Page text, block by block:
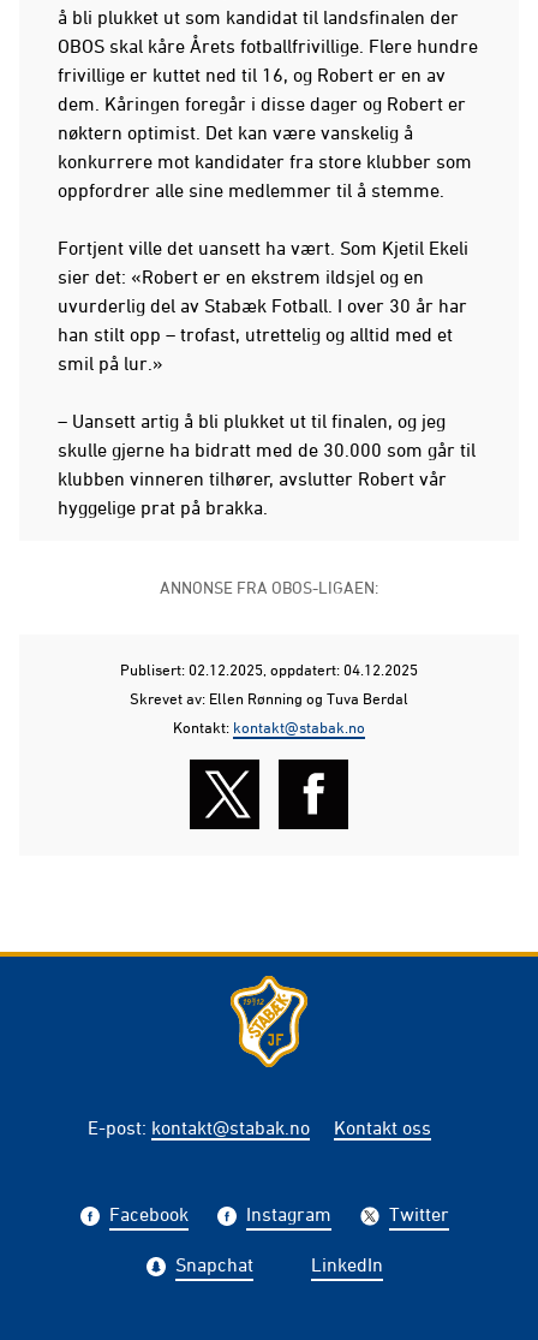
å bli plukket ut som kandidat til landsfinalen der
OBOS skal kåre Årets fotballfrivillige. Flere hundre
frivillige er kuttet ned til 16, og Robert er en av
dem. Kåringen foregår i disse dager og Robert er
nøktern optimist. Det kan være vanskelig å
konkurrere mot kandidater fra store klubber som
oppfordrer alle sine medlemmer til å stemme.
Fortjent ville det uansett ha vært. Som Kjetil Ekeli
sier det: «Robert er en ekstrem ildsjel og en
uvurderlig del av Stabæk Fotball. I over 30 år har
han stilt opp – trofast, utrettelig og alltid med et
smil på lur.»
– Uansett artig å bli plukket ut til finalen, og jeg
skulle gjerne ha bidratt med de 30.000 som går til
klubben vinneren tilhører, avslutter Robert vår
hyggelige prat på brakka.
ANNONSE FRA OBOS-LIGAEN:
Publisert: 02.12.2025 , oppdatert: 04.12.2025
Skrevet av: Ellen Rønning og Tuva Berdal
Kontakt: kontakt@stabak.no
E-post: kontakt@stabak.no Kontakt oss
Facebook Instagram Twitter
Snapchat LinkedIn